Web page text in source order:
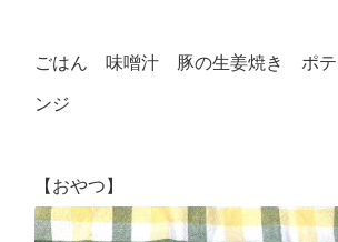
ごはん 味噌汁 豚の生姜焼き ポ
ンジ
【おやつ】